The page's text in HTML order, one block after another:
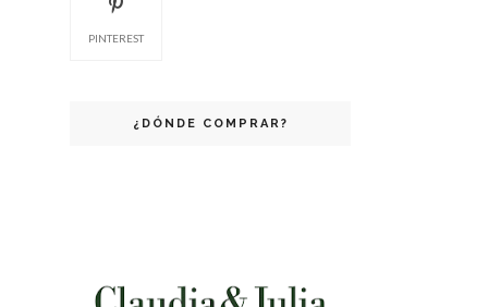
PINTEREST
¿DÓNDE COMPRAR?